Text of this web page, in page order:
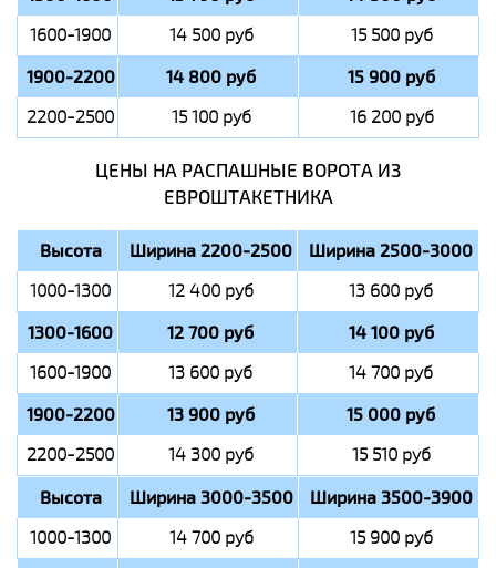
1600-1900 14 500 руб 15 500 руб
1900-2200 14 800 руб 15 900 руб
2200-2500 15 100 руб 16 200 руб
ЦЕНЫ НА РАСПАШНЫЕ ВОРОТА ИЗ
ЕВРОШТАКЕТНИКА
Высота Ширина 2200-2500 Ширина 2500-3000
1000-1300 12 400 руб 13 600 руб
1300-1600 12 700 руб 14 100 руб
1600-1900 13 600 руб 14 700 руб
1900-2200 13 900 руб 15 000 руб
2200-2500 14 300 руб 15 510 руб
Высота Ширина 3000-3500 Ширина 3500-3900
1000-1300 14 700 руб 15 900 руб